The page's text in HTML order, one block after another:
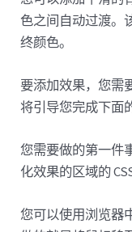
色之间自动过渡。
终颜色。
要添加效果，您需
将引导您完成下面
您需要做的第一件
化效果的区域的
您可以使用浏览器